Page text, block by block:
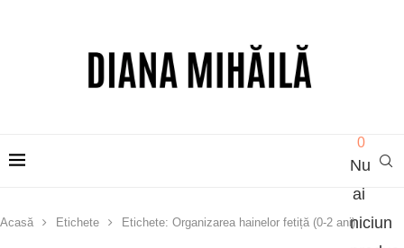
0
Nu
ai
niciun
Acasă Etichete Etichete: Organizarea hainelor fetiță (0-2 ani)